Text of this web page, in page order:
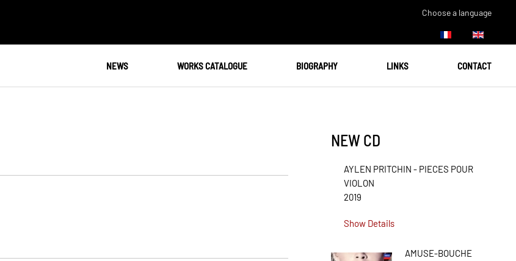
Choose a language
NEWS WORKS CATALOGUE BIOGRAPHY LINKS CONTACT
NEW CD
AYLEN PRITCHIN - PIECES POUR
VIOLON
2019
Show Details
AMUSE-BOUCHE